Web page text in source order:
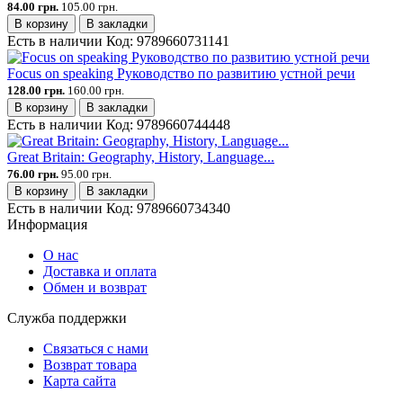
84.00 грн. 105.00 грн.
В корзину
В закладки
Есть в наличии Код: 9789660731141
Focus on speaking Руководство по развитию устной речи
128.00 грн. 160.00 грн.
В корзину
В закладки
Есть в наличии Код: 9789660744448
Great Britain: Geography, History, Language...
76.00 грн. 95.00 грн.
В корзину
В закладки
Есть в наличии Код: 9789660734340
Информация
О нас
Доставка и оплата
Обмен и возврат
Служба поддержки
Связаться с нами
Возврат товара
Карта сайта